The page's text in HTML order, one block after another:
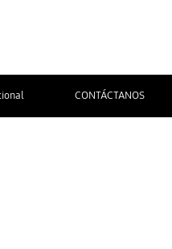
CONTÁCTANOS